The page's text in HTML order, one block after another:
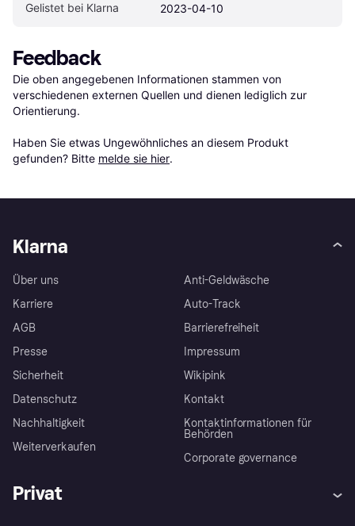
Gelistet bei Klarna 2023-04-10
Feedback
Die oben angegebenen Informationen stammen von
verschiedenen externen Quellen und dienen lediglich zur
Orientierung.
Haben Sie etwas Ungewöhnliches an diesem Produkt
gefunden? Bitte melde sie hier.
Klarna
Über uns
Karriere
AGB
Presse
Sicherheit
Datenschutz
Nachhaltigkeit
Weiterverkaufen
Anti-Geldwäsche
Auto-Track
Barrierefreiheit
Impressum
Wikipink
Kontakt
Kontaktinformationen für
Behörden
Corporate governance
Privat